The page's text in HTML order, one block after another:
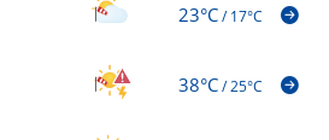
23°C/17°C
38°C/25°C